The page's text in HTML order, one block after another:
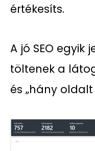
értékesíts.
A jó SEO egyik
töltenek a
és „hány